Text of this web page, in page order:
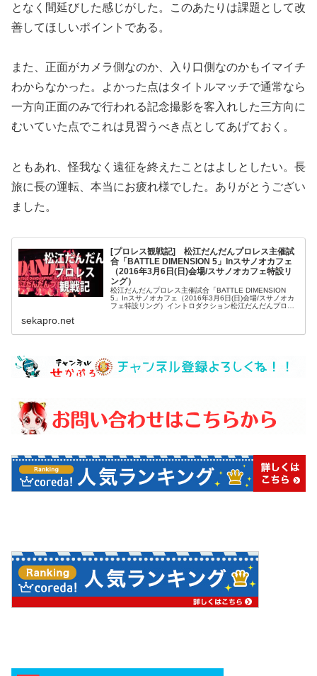
となく間延びした感じがした。このあたりは課題として改
善してほしいポイントである。
また、正面がカメラ側なのか、入り口側なのかもイマイチ
わからなかった。よかった点はタイトルマッチで通常なら
一方向正面のみで行われる記念撮影を客入れした三方向に
むいていた点でこれは見習うべき点としてあげておく。
ともあれ、怪我なく遠征を終えたことはよしとしたい。長
旅に長の運転、本当にお疲れ様でした。ありがとうござい
ました。
[プロレス観戦記] 松江だんだんプロレス主催試
合「BATTLE DIMENSION 5」Inスサノオカフェ
（2016年3月6日(日)会場/スサノオカフェ特設リ
ング）
松江だんだんプロレス主催試合「BATTLE DIMENSION
5」Inスサノオカフェ（2016年3月6日(日)会場/スサノオカ
フェ特設リング）イントロダクション松江だんだんプロレ
sekapro.net